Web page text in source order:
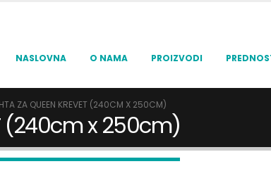
NASLOVNA O NAMA PROIZVODI
ZA QUEEN KREVET (240CM X 250CM)
(240cm x 250cm)